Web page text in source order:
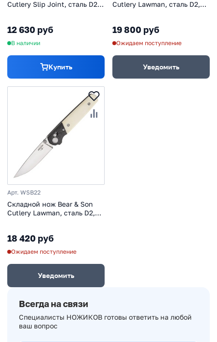
Cutlery Slip Joint, сталь D2,
12 630 руб
В наличии
Купить
Cutlery Lawman, сталь D2,
19 800 руб
Ожидаем поступление
Уведомить
Арт. WSB22
Складной нож Bear & Son
Cutlery Lawman, сталь D2,
18 420 руб
Ожидаем поступление
Уведомить
Всегда на связи
Специалисты НОЖИКОВ готовы ответить на любой
ваш вопрос